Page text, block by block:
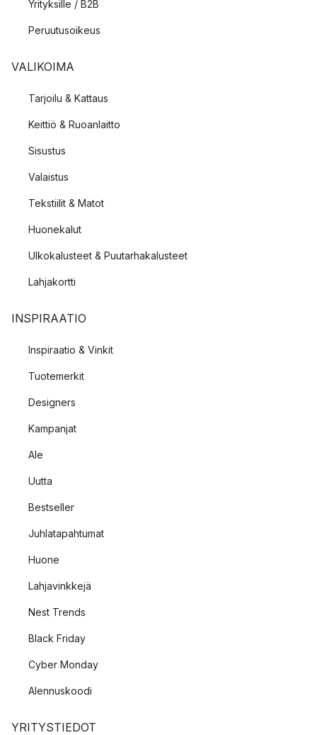
Yrityksille / B2B
Peruutusoikeus
VALIKOIMA
Tarjoilu & Kattaus
Keittiö & Ruoanlaitto
Sisustus
Valaistus
Tekstiilit & Matot
Huonekalut
Ulkokalusteet & Puutarhakalusteet
Lahjakortti
INSPIRAATIO
Inspiraatio & Vinkit
Tuotemerkit
Designers
Kampanjat
Ale
Uutta
Bestseller
Juhlatapahtumat
Huone
Lahjavinkkejä
Nest Trends
Black Friday
Cyber Monday
Alennuskoodi
YRITYSTIEDOT